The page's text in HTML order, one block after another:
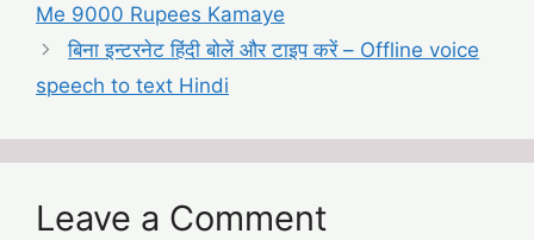
Me 9000 Rupees Kamaye
बिना इन्टरनेट हिंदी बोलें और टाइप करें – Offline voice
speech to text Hindi
Leave a Comment